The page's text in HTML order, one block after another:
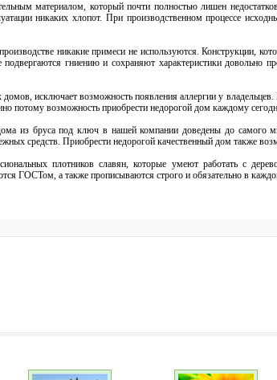
материалом, который почти полностью лишен
никаких хлопот. При производственном процессе
никакие примеси не используются. Конструкции,
гниению и сохраняют характеристики довольно
исключает возможность появления аллергии у владельцев.
потому возможность приобрести недорогой дом каждому
из бруса под ключ в нашей компании доведены до самого
средств. Приобрести недорогой качественный дом также
плотников славян, которые умеют работать с
ГОСТом, а также прописываются строго и обязательно в